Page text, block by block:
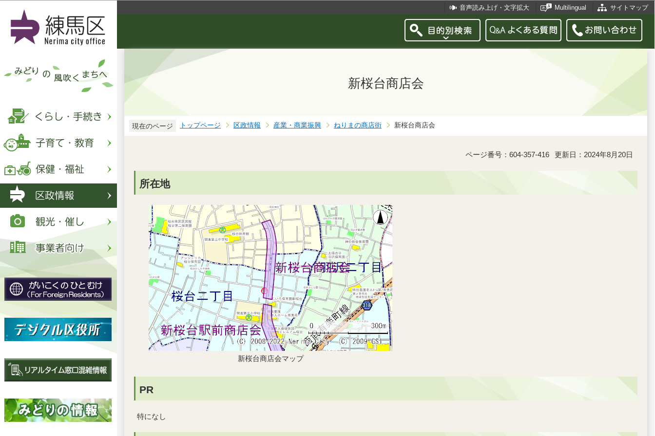
音声読み上げ・文字拡大 Multilingual サイトマップ
新桜台商店会
現在のページ トップページ 区政情報 産業・商業振興 ねりまの商店街 新桜台商店会
ページ番号：604-357-416 更新日：2024年8月20日
所在地
新桜台商店会マップ
PR
特になし